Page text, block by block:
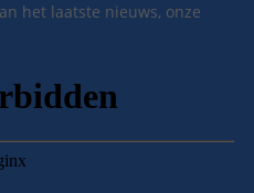
het laatste nieuws, onze